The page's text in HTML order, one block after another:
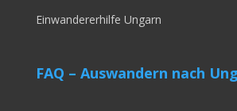
Einwandererhilfe Ungarn
FAQ – Auswandern nach